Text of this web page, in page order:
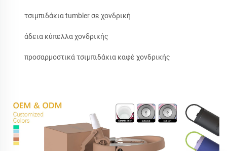
τσιμπιδάκια tumbler σε χονδρική
άδεια κύπελλα χονδρικής
προσαρμοστικά τσιμπιδάκια καφέ χονδρικής